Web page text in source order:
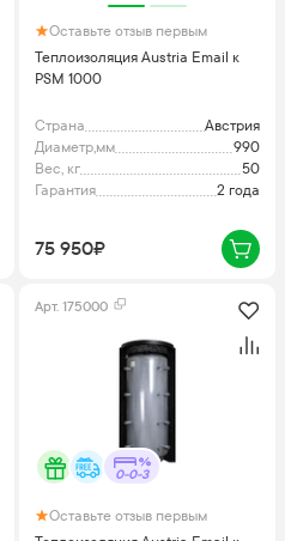
Оставьте отзыв первым
Теплоизоляция Austria Email к
PSM 1000
Страна
Австрия
Диаметр,мм
990
Вес, кг
50
Гарантия
2 года
75 950₽
Арт. 175000
0-0-3
Оставьте отзыв первым